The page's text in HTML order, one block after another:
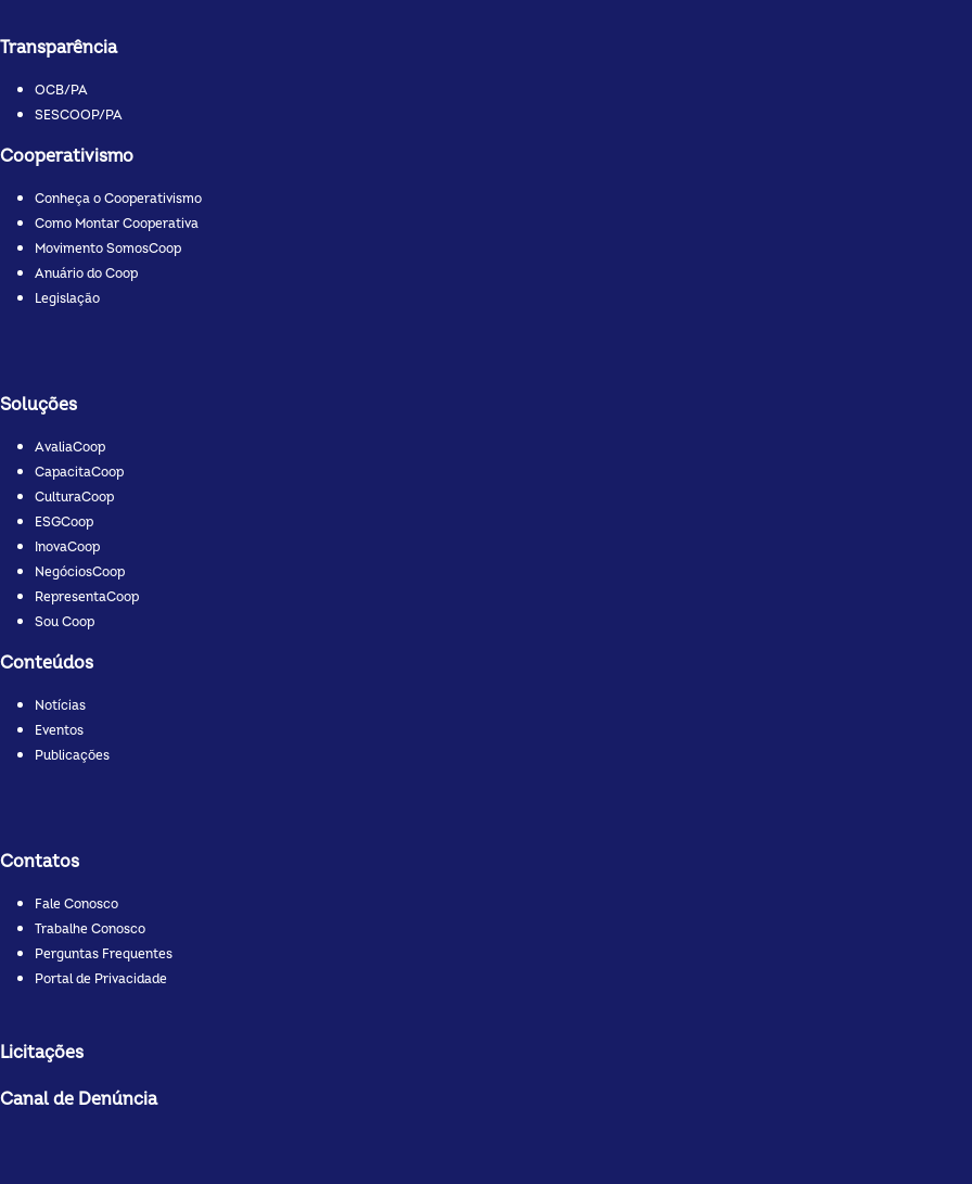
Transparência
OCB/PA
SESCOOP/PA
Cooperativismo
Conheça o Cooperativismo
Como Montar Cooperativa
Movimento SomosCoop
Anuário do Coop
Legislação
Soluções
AvaliaCoop
CapacitaCoop
CulturaCoop
ESGCoop
InovaCoop
NegóciosCoop
RepresentaCoop
Sou Coop
Conteúdos
Notícias
Eventos
Publicações
Contatos
Fale Conosco
Trabalhe Conosco
Perguntas Frequentes
Portal de Privacidade
Licitações
Canal de Denúncia